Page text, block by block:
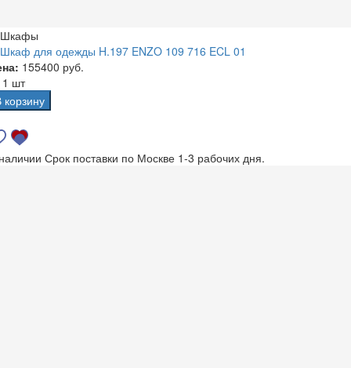
Шкафы
Шкаф для одежды H.197 ENZO 109 716 ECL 01
155400 руб.
1 шт
корзину
Срок поставки по Москве 1-3 рабочих дня.